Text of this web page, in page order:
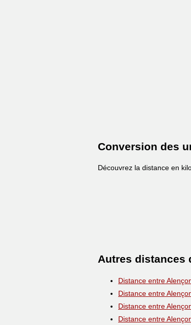
Conversion des
Découvrez la distance en
Autres distances
Distance entre
Distance entre
Distance entre
Distance entre